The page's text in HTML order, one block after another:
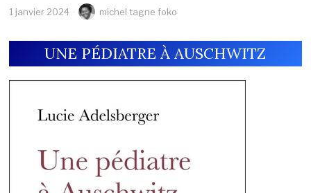
1 janvier 2024 michel tagne foko
UNE PÉDIATRE À AUSCHWITZ